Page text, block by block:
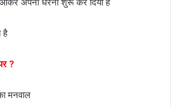
है
?
मनवाल